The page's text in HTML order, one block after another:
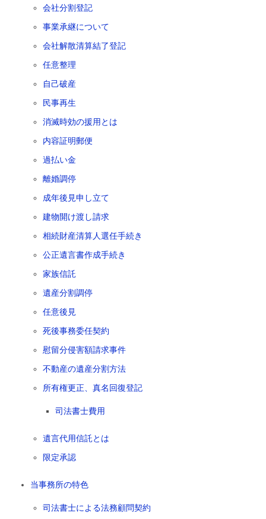
会社分割登記
事業承継について
会社解散清算結了登記
任意整理
自己破産
民事再生
消滅時効の援用とは
内容証明郵便
過払い金
離婚調停
成年後見申し立て
建物開け渡し請求
相続財産清算人選任手続き
公正遺言書作成手続き
家族信託
遺産分割調停
任意後見
死後事務委任契約
慰留分侵害額請求事件
不動産の遺産分割方法
所有権更正、真名回復登記
司法書士費用
遺言代用信託とは
限定承認
当事務所の特色
司法書士による法務顧問契約